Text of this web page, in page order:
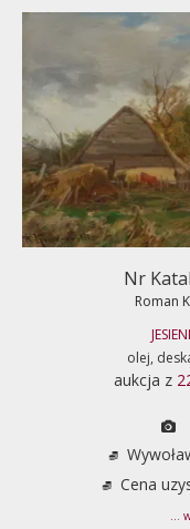
Nr
Roman
olej,
aukcja z
Cena
...